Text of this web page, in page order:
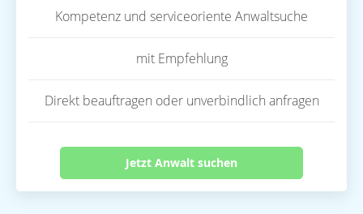
Kompetenz und serviceoriente Anwaltsuche
mit Empfehlung
Direkt beauftragen oder unverbindlich anfragen
Jetzt Anwalt suchen